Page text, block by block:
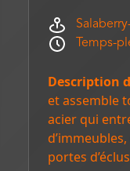
Temps-
Description
et assemble
acier qui
portes